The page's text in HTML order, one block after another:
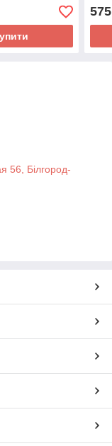
575
56, Білгород-